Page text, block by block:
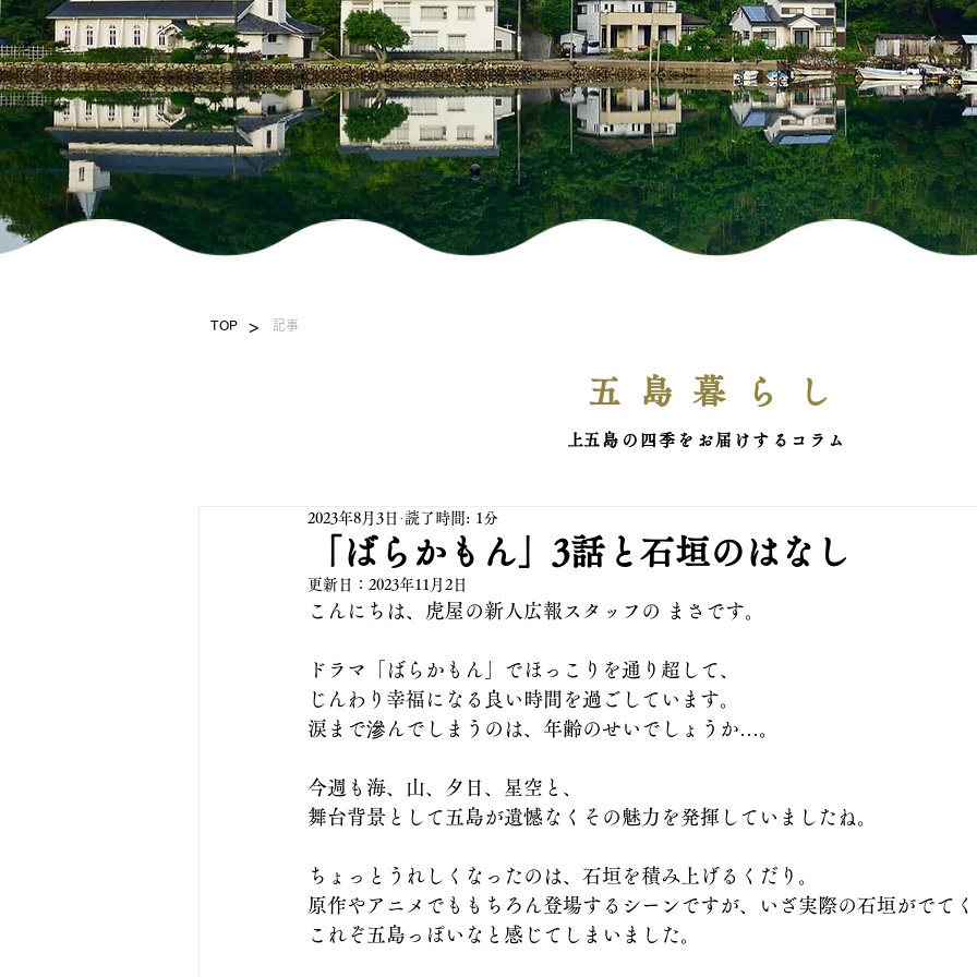
TOP > 記事
五島暮らし
​上五島の四季をお届けするコラム
「ばらかもん」3話と石垣のはなし
2023年8月3日 読了時間: 1分
更新日： 2023年11月2日
こんにちは、虎屋の新人広報スタッフの まさです。
ドラマ「ばらかもん」でほっこりを通り超して、
じんわり幸福になる良い時間を過ごしています。
涙まで滲んでしまうのは、年齢のせいでしょうか…。
今週も海、山、夕日、星空と、
舞台背景として五島が遺憾なくその魅力を発揮していましたね。
ちょっとうれしくなったのは、石垣を積み上げるくだり。
原作やアニメでももちろん登場するシーンですが、いざ実際の石垣がでて
これぞ五島っぽいなと感じてしまいました。